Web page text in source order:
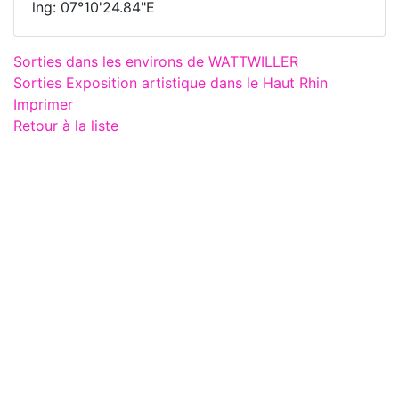
lng: 07°10'24.84"E
Sorties dans les environs de WATTWILLER
Sorties Exposition artistique dans le Haut Rhin
Imprimer
Retour à la liste